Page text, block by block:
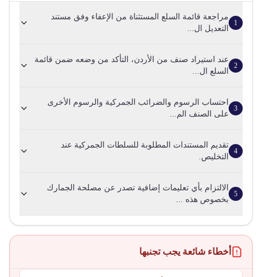
1
مراجعة قائمة السلع المستثناة من الإعفاء وفق مستند
التعديل ال...
2
عند استيراد صنف من الأردن، التأكد من وضعه ضمن قائمة
السلع ال...
3
احتساب الرسوم والضرائب الجمركية والرسوم الأخرى
على الصنف الم...
4
تقديم المستندات المطلوبة للسلطات الجمركية عند
التخليص.
5
الالتزام بأي تعليمات إضافية تصدر عن مصلحة الجمارك
بخصوص هذه ...
أخطاء شائعة يجب تجنبها